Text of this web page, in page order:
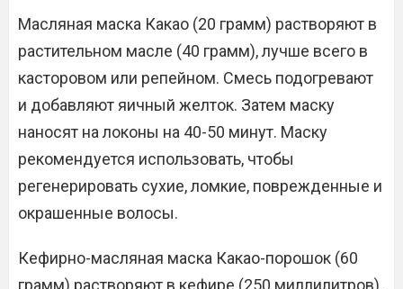
Масляная маска Какао (20 грамм) растворяют в
растительном масле (40 грамм), лучше всего в
касторовом или репейном. Смесь подогревают
и добавляют яичный желток. Затем маску
наносят на локоны на 40-50 минут. Маску
рекомендуется использовать, чтобы
регенерировать сухие, ломкие, поврежденные и
окрашенные волосы.
Кефирно-масляная маска Какао-порошок (60
грамм) растворяют в кефире (250 миллилитров).